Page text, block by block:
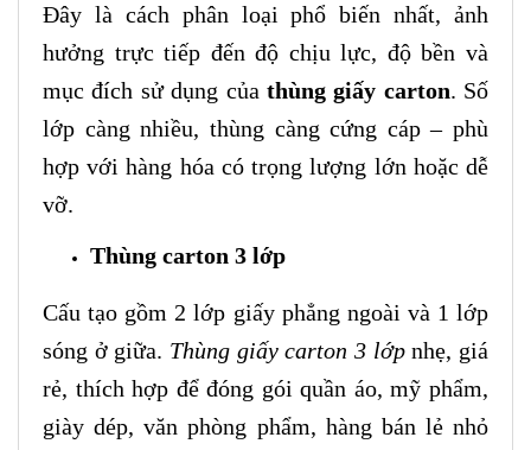
Đây là cách phân loại phổ biến nhất, ảnh
hưởng trực tiếp đến độ chịu lực, độ bền và
mục đích sử dụng của thùng giấy carton. Số
lớp càng nhiều, thùng càng cứng cáp – phù
hợp với hàng hóa có trọng lượng lớn hoặc dễ
vỡ.
Thùng carton 3 lớp
Cấu tạo gồm 2 lớp giấy phẳng ngoài và 1 lớp
sóng ở giữa. Thùng giấy carton 3 lớpnhẹ, giá
rẻ, thích hợp để đóng gói quần áo, mỹ phẩm,
giày dép, văn phòng phẩm, hàng bán lẻ nhỏ